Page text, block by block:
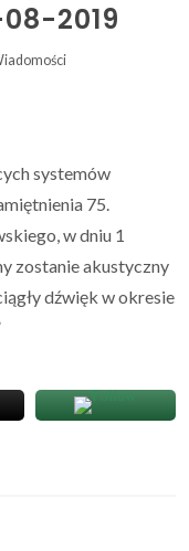
2019
systemów
75.
w dniu 1
zostanie akustyczny
dźwięk w okresie